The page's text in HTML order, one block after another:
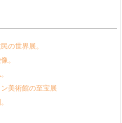
の世界展。
。
美術館の至宝展